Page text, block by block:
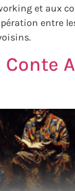
et aux
entre
Conte